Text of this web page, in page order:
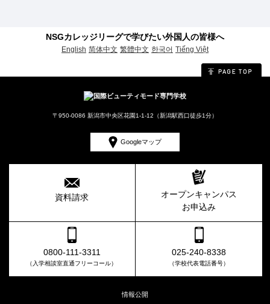
NSGカレッジリーグで学びたい外国人の皆様へ
English 简体中文 繁體中文 한국어 Tiếng Việt
〒950-0086 新潟市中央区花園1-1-12（新潟駅西口徒歩1分）
Googleマップ
資料請求
オープンキャンパス
お申込み
0800-111-3311
（入学相談室直通フリーコール）
025-240-8338
（学校代表電話番号）
情報公開